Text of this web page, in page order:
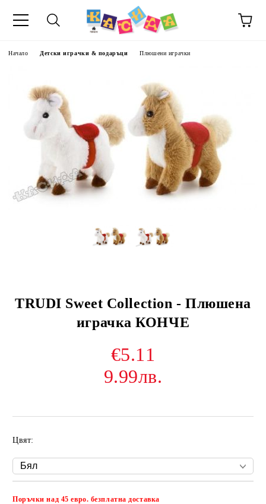
Начало Детски играчки & подаръци Плюшени играчки
TRUDI Sweet Collection - Плюшена
играчка КОНЧЕ
€5.11
9.99лв.
Цвят:
Поръчки над 45 евро. безплатна доставка